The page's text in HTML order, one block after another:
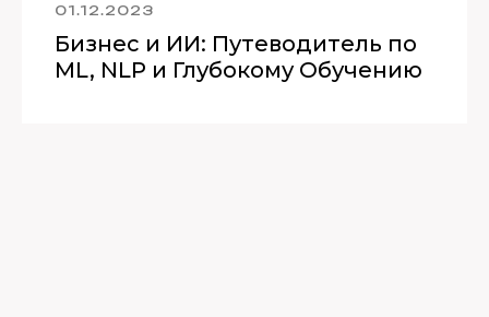
01.12.2023
Бизнес и ИИ: Путеводитель по
ML, NLP и Глубокому Обучению